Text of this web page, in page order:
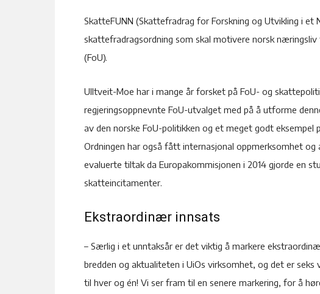
SkatteFUNN (Skattefradrag for Forskning og Utvikling i
skattefradragsordning som skal motivere norsk
(FoU).
Ulltveit-Moe har i mange år forsket på FoU- og
regjeringsoppnevnte FoU-utvalget med på å utforme
av den norske FoU-politikken og et meget godt eksempel
Ordningen har også fått internasjonal oppmerksomhet og
evaluerte tiltak da Europakommisjonen i 2014 gjorde en
skatteincitamenter.
Ekstraordinær innsats
– ­­Særlig i et unntaksår er det viktig å markere
bredden og aktualiteten i UiOs virksomhet, og det er seks
til hver og én! Vi ser fram til en senere markering, for å